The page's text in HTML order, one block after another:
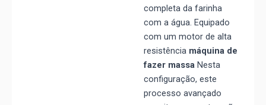
completa da farinha
com a água. Equipado
com um motor de alta
resistência máquina de
fazer massaNesta
configuração, este
processo avançado